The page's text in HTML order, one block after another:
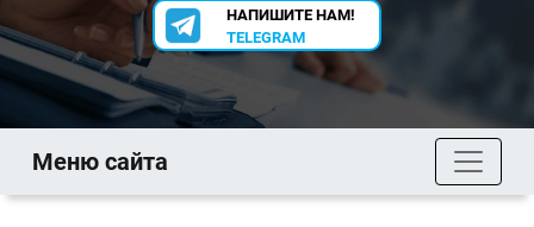
НАПИШИТЕ НАМ!
TELEGRAM
Меню сайта